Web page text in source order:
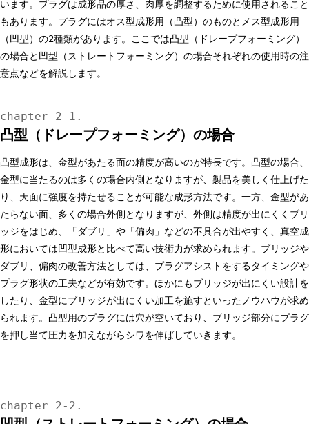
います。プラグは成形品の厚さ、肉厚を調整するために使用されること
もあります。プラグにはオス型成形用（凸型）のものとメス型成形用
（凹型）の2種類があります。ここでは凸型（ドレープフォーミング）
の場合と凹型（ストレートフォーミング）の場合それぞれの使用時の注
意点などを解説します。
凸型（ドレープフォーミング）の場合
凸型成形は、金型があたる面の精度が高いのが特長です。凸型の場合、
金型に当たるのは多くの場合内側となりますが、製品を美しく仕上げた
り、天面に強度を持たせることが可能な成形方法です。一方、金型があ
たらない面、多くの場合外側となりますが、外側は精度が出にくくブリ
ッジをはじめ、「ダブリ」や「偏肉」などの不具合が出やすく、真空成
形においては凹型成形と比べて高い技術力が求められます。ブリッジや
ダブリ、偏肉の改善方法としては、プラグアシストをするタイミングや
プラグ形状の工夫などが有効です。ほかにもブリッジが出にくい設計を
したり、金型にブリッジが出にくい加工を施すといったノウハウが求め
られます。凸型用のプラグには穴が空いており、ブリッジ部分にプラグ
を押し当て圧力を加えながらシワを伸ばしていきます。